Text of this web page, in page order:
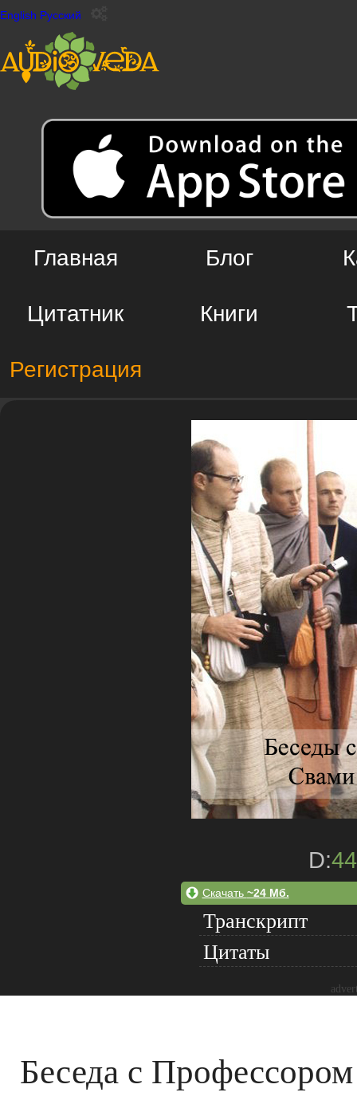
English Русский
Главная Блог
Цитатник Книги
Регистрация
D:
Скачать ~24 Мб.
Транскрипт
Цитаты
Беседа с